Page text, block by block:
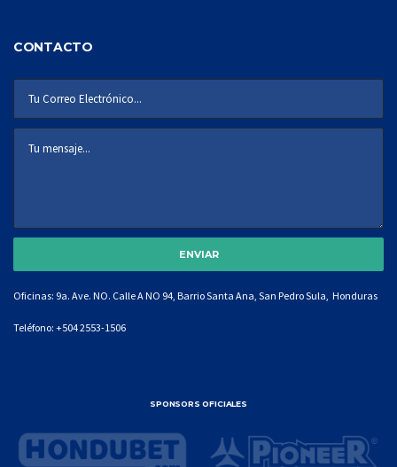
CONTACTO
Oficinas: 9a. Ave. NO. Calle A NO 94, Barrio Santa Ana, San Pedro Sula, Honduras
Teléfono: +504 2553-1506
SPONSORS OFICIALES